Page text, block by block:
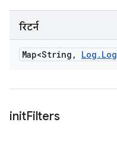
रिटर्न
Map<String , Log . Log
initFilters